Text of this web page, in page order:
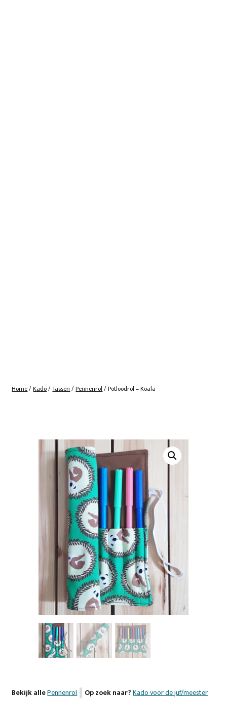
Home/Kado/Tassen/Pennenrol/ Potloodrol – Koala
Bekijk allePennenrol Op zoek naar?Kado voor de juf/meester